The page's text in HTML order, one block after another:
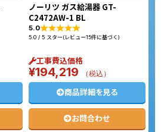
ノーリツ ガス給湯器 GT-
C2472AW-1 BL
5.0
5.0 / 5 スター(レビュー15件に基づく)
工事費込価格
¥194,219 （税込）
商品詳細を見る
お問合わせ